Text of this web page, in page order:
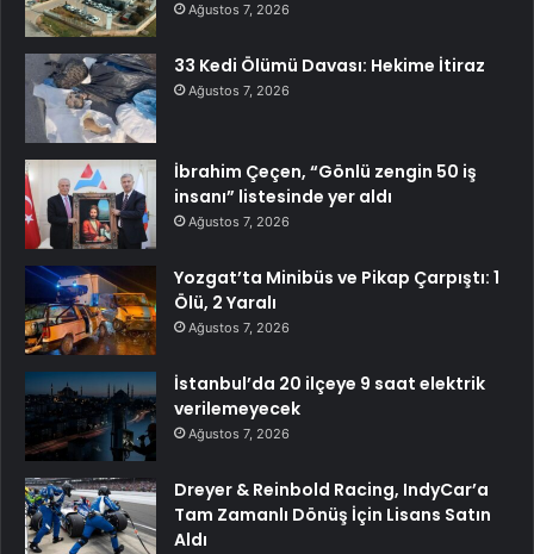
Ağustos 7, 2026
33 Kedi Ölümü Davası: Hekime İtiraz
Ağustos 7, 2026
İbrahim Çeçen, “Gönlü zengin 50 iş
insanı” listesinde yer aldı
Ağustos 7, 2026
Yozgat’ta Minibüs ve Pikap Çarpıştı: 1
Ölü, 2 Yaralı
Ağustos 7, 2026
İstanbul’da 20 ilçeye 9 saat elektrik
verilemeyecek
Ağustos 7, 2026
Dreyer & Reinbold Racing, IndyCar’a
Tam Zamanlı Dönüş İçin Lisans Satın
Aldı